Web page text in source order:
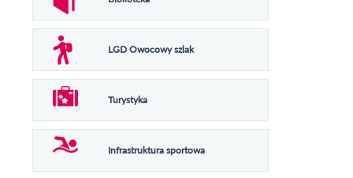
LGD Owocowy szlak
Turystyka
Infrastruktura sportowa